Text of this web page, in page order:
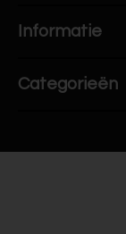
Informatie
Categorieën